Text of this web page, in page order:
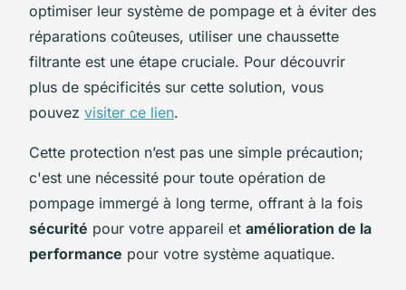
optimiser leur système de pompage et à éviter des
réparations coûteuses, utiliser une chaussette
filtrante est une étape cruciale. Pour découvrir
plus de spécificités sur cette solution, vous
pouvez visiter ce lien.
Cette protection n’est pas une simple précaution;
c'est une nécessité pour toute opération de
pompage immergé à long terme, offrant à la fois
sécurité pour votre appareil et amélioration de la
performance pour votre système aquatique.